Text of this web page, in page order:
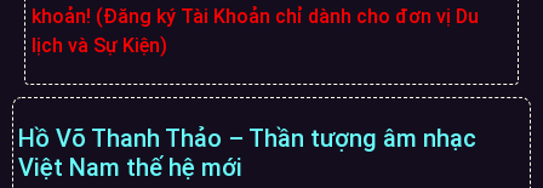
khoản! (Đăng ký Tài Khoản chỉ dành cho đơn vị Du
lịch và Sự Kiện)
Hồ Võ Thanh Thảo – Thần tượng âm nhạc
Việt Nam thế hệ mới